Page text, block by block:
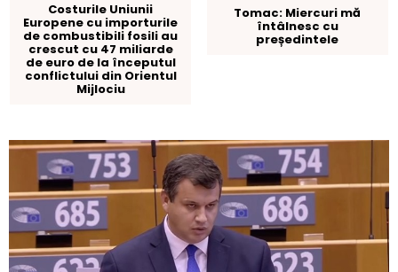
Costurile Uniunii
Europene cu importurile
de combustibili fosili au
crescut cu 47 miliarde
de euro de la începutul
conflictului din Orientul
Mijlociu
Tomac: Miercuri mă
întâlnesc cu
președintele